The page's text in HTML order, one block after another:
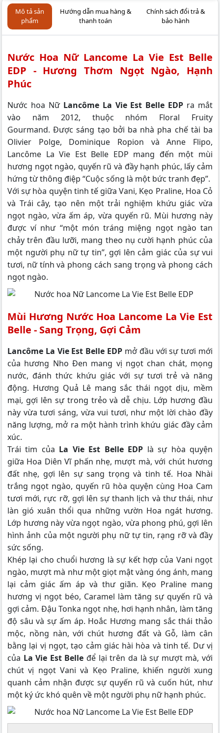
Mô tả sản
phẩm
Hướng dẫn mua hàng &
thanh toán
Chính sách đổi trả &
bảo hành
Nước Hoa Nữ Lancome La Vie Est Belle
EDP - Hương Thơm Ngọt Ngào, Hạnh
Phúc
Nước hoa Nữ Lancôme La Vie Est Belle EDP ra mắt
vào năm 2012, thuộc nhóm Floral Fruity
Gourmand. Được sáng tạo bởi ba nhà pha chế tài ba
Olivier Polge, Dominique Ropion và Anne Flipo,
Lancôme La Vie Est Belle EDP mang đến một mùi
hương ngọt ngào, quyến rũ và đầy hạnh phúc, lấy cảm
hứng từ thông điệp “Cuộc sống là một bức tranh đẹp”.
Với sự hòa quyện tinh tế giữa Vani, Kẹo Praline, Hoa Cỏ
và Trái cây, tạo nên một trải nghiệm khứu giác vừa
ngọt ngào, vừa ấm áp, vừa quyến rũ. Mùi hương này
được ví như “một món tráng miệng ngọt ngào tan
chảy trên đầu lưỡi, mang theo nụ cười hạnh phúc của
một người phụ nữ tự tin”, gợi lên cảm giác của sự vui
tươi, nữ tính và phong cách sang trọng và phong cách
ngọt ngào.
Mùi Hương Nước Hoa Lancome La Vie Est
Belle - Sang Trọng, Gợi Cảm
Lancôme La Vie Est Belle EDP mở đầu với sự tươi mới
của hương Nho Đen mang vị ngọt chan chát, mọng
nước, đánh thức khứu giác với sự tươi trẻ và năng
động. Hương Quả Lê mang sắc thái ngọt dịu, mềm
mại, gợi lên sự trong trẻo và dễ chịu. Lớp hương đầu
này vừa tươi sáng, vừa vui tươi, như một lời chào đầy
năng lượng, mở ra một hành trình khứu giác đầy cảm
xúc.
Trái tim của La Vie Est Belle EDP là sự hòa quyện
giữa Hoa Diên Vĩ phấn nhẹ, mượt mà, với chút hương
đất nhẹ, gợi lên sự sang trọng và tinh tế. Hoa Nhài
trắng ngọt ngào, quyến rũ hòa quyện cùng Hoa Cam
tươi mới, rực rỡ, gợi lên sự thanh lịch và thư thái, như
làn gió xuân thổi qua những vườn Hoa ngát hương.
Lớp hương này vừa ngọt ngào, vừa phong phú, gợi lên
hình ảnh của một người phụ nữ tự tin, rạng rỡ và đầy
sức sống.
Khép lại cho chuổi hương là sự kết hợp của Vani ngọt
ngào, mượt mà như một giọt mật vàng óng ánh, mang
lại cảm giác ấm áp và thư giãn. Kẹo Praline mang
hương vị ngọt béo, Caramel làm tăng sự quyến rũ và
gợi cảm. Đậu Tonka ngọt nhẹ, hơi hạnh nhân, làm tăng
độ sâu và sự ấm áp. Hoắc Hương mang sắc thái thảo
mộc, nồng nàn, với chút hương đất và Gỗ, làm cân
bằng lại vị ngọt, tạo cảm giác hài hòa và tinh tế. Dư vị
của La Vie Est Belle để lại trên da là sự mượt mà, với
chút vị ngọt Vani và Kẹo Praline, khiến người xung
quanh cảm nhận được sự quyến rũ và cuốn hút, như
một ký ức khó quên về một người phụ nữ hạnh phúc.